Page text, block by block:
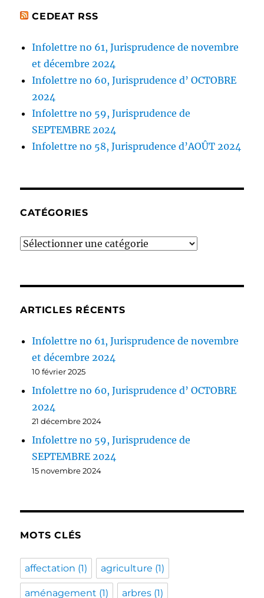
CEDEAT RSS
Infolettre no 61, Jurisprudence de novembre
et décembre 2024
Infolettre no 60, Jurisprudence d’ OCTOBRE
2024
Infolettre no 59, Jurisprudence de
SEPTEMBRE 2024
Infolettre no 58, Jurisprudence d’AOÛT 2024
CATÉGORIES
Catégories
ARTICLES RÉCENTS
Infolettre no 61, Jurisprudence de novembre
et décembre 2024
10 février 2025
Infolettre no 60, Jurisprudence d’ OCTOBRE
2024
21 décembre 2024
Infolettre no 59, Jurisprudence de
SEPTEMBRE 2024
15 novembre 2024
MOTS CLÉS
affectation (1) agriculture (1)
aménagement (1) arbres (1)